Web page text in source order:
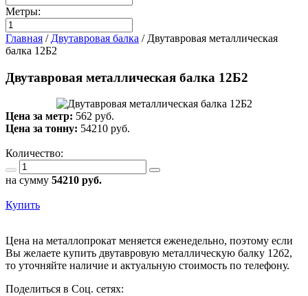
Метры:
Главная / Двутавровая балка / Двутавровая металлическая
балка 12Б2
Двутавровая металлическая балка 12Б2
Цена за метр: 562 руб.
Цена за тонну: 54210 руб.
Количество:
на сумму 54210 руб.
Купить
Цена на металлопрокат меняется еженедельно, поэтому если
Вы желаете купить двутавровую металлическую балку 12б2,
то уточняйте наличие и актуальную стоимость по телефону.
Поделиться в Соц. сетях: